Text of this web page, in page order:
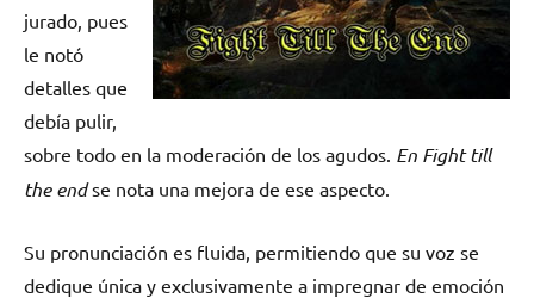
jurado, pues
le notó
detalles que
debía pulir,
sobre todo en la moderación de los agudos. En Fight till
the endse nota una mejora de ese aspecto.
Su pronunciación es fluida, permitiendo que su voz se
dedique única y exclusivamente a impregnar de emoción